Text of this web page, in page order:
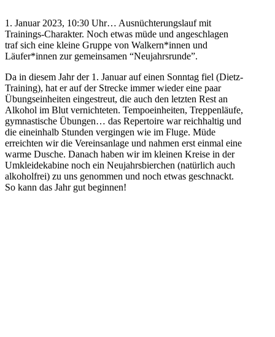
1. Januar 2023, 10:30 Uhr… Ausnüchterungslauf mit
Trainings-Charakter. Noch etwas müde und angeschlagen
traf sich eine kleine Gruppe von Walkern*innen und
Läufer*innen zur gemeinsamen “Neujahrsrunde”.
Da in diesem Jahr der 1. Januar auf einen Sonntag fiel (Dietz-
Training), hat er auf der Strecke immer wieder eine paar
Übungseinheiten eingestreut, die auch den letzten Rest an
Alkohol im Blut vernichteten. Tempoeinheiten, Treppenläufe,
gymnastische Übungen… das Repertoire war reichhaltig und
die eineinhalb Stunden vergingen wie im Fluge. Müde
erreichten wir die Vereinsanlage und nahmen erst einmal eine
warme Dusche. Danach haben wir im kleinen Kreise in der
Umkleidekabine noch ein Neujahrsbierchen (natürlich auch
alkoholfrei) zu uns genommen und noch etwas geschnackt.
So kann das Jahr gut beginnen!